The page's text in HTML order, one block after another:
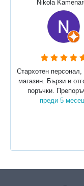
Nikola
Стархотен персонал,
магазин. Бързи и
поръчки.
преди 5